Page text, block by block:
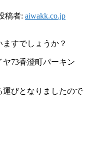
稿者: aiwakk.co.jp
すでしょうか？
73香澄町パーキン
運びとなりましたので